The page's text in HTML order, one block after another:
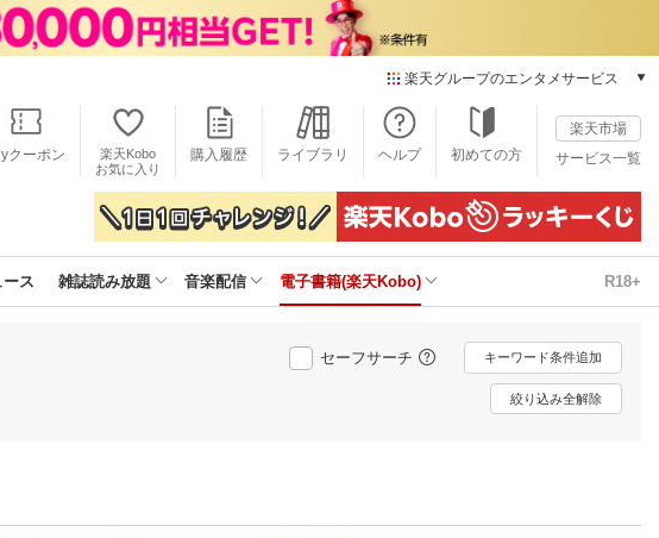
楽天グループのエンタメサービス
本/ゲーム/CD/DVD
楽天ブックス
電子書籍
楽天Kobo
雑誌読み放題
楽天ミュージック
動画配信
楽天TV
動画配信ガイド
クーポン
楽天Kobo
お気に入り
購入履歴 ライブラリ ヘルプ 初めての方
楽天市場
サービス一覧
ス 雑誌読み放題 音楽配信 電子書籍(楽天Kobo) R18+
セーフサーチ キーワード条件追加
絞り込み全解除